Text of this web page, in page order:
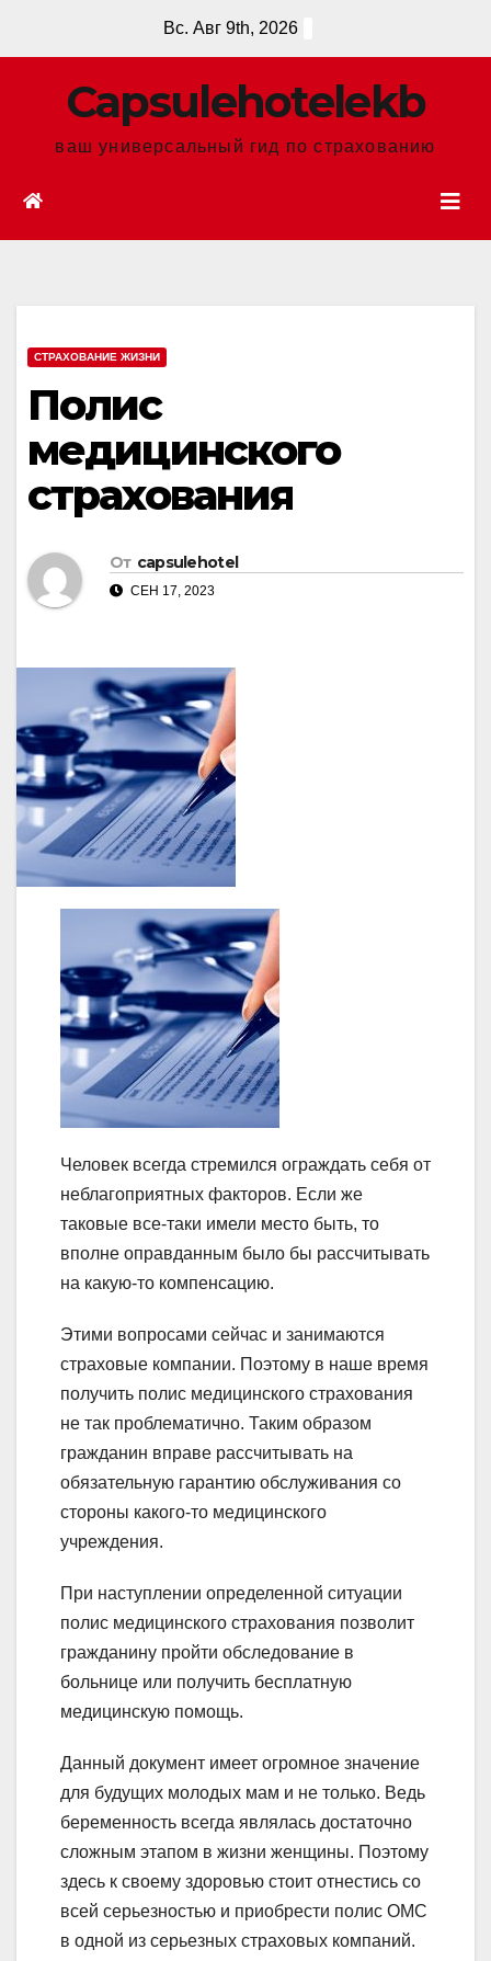
Вс. Авг 9th, 2026
Сapsulehotelekb
ваш универсальный гид по страхованию
СТРАХОВАНИЕ ЖИЗНИ
Полис
медицинского
страхования
От capsulehotel
СЕН 17, 2023
Человек всегда стремился ограждать себя от
неблагоприятных факторов. Если же
таковые все-таки имели место быть, то
вполне оправданным было бы рассчитывать
на какую-то компенсацию.
Этими вопросами сейчас и занимаются
страховые компании. Поэтому в наше время
получить полис медицинского страхования
не так проблематично. Таким образом
гражданин вправе рассчитывать на
обязательную гарантию обслуживания со
стороны какого-то медицинского
учреждения.
При наступлении определенной ситуации
полис медицинского страхования позволит
гражданину пройти обследование в
больнице или получить бесплатную
медицинскую помощь.
Данный документ имеет огромное значение
для будущих молодых мам и не только. Ведь
беременность всегда являлась достаточно
сложным этапом в жизни женщины. Поэтому
здесь к своему здоровью стоит отнестись со
всей серьезностью и приобрести полис ОМС
в одной из серьезных страховых компаний.